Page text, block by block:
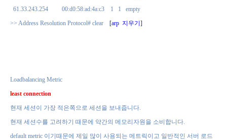
61.33.243.254
00:d0:58:ad:4a:c3 1 1
empty
>> Address Resolution Protocol# clear
[arp 지우기 ]
Loadbalancing Metric
least connection
현재 세션이 가장 적은쪽으로 세션을 보내줍니다.
현재 세션수를 고려하기 때문에 약간의 메모리자원을 소비합니다.
default metric 이기때문에 제일 많이 사용되는 메트릭이고 일반적인 서버 로드